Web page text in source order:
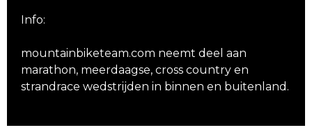
Info:
mountainbiketeam.com neemt deel aan
marathon, meerdaagse, cross country en
strandrace wedstrijden in binnen en buitenland.